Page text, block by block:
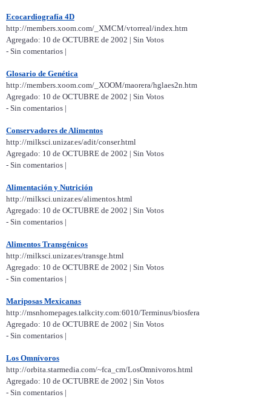
Ecocardiografía 4D
http://members.xoom.com/_XMCM/vtorreal/index.htm
Agregado: 10 de OCTUBRE de 2002 | Sin Votos
- Sin comentarios |
Glosario de Genética
http://members.xoom.com/_XOOM/maorera/hglaes2n.htm
Agregado: 10 de OCTUBRE de 2002 | Sin Votos
- Sin comentarios |
Conservadores de Alimentos
http://milksci.unizar.es/adit/conser.html
Agregado: 10 de OCTUBRE de 2002 | Sin Votos
- Sin comentarios |
Alimentación y Nutrición
http://milksci.unizar.es/alimentos.html
Agregado: 10 de OCTUBRE de 2002 | Sin Votos
- Sin comentarios |
Alimentos Transgénicos
http://milksci.unizar.es/transge.html
Agregado: 10 de OCTUBRE de 2002 | Sin Votos
- Sin comentarios |
Mariposas Mexicanas
http://msnhomepages.talkcity.com:6010/Terminus/biosfera
Agregado: 10 de OCTUBRE de 2002 | Sin Votos
- Sin comentarios |
Los Omnívoros
http://orbita.starmedia.com/~fca_cm/LosOmnivoros.html
Agregado: 10 de OCTUBRE de 2002 | Sin Votos
- Sin comentarios |